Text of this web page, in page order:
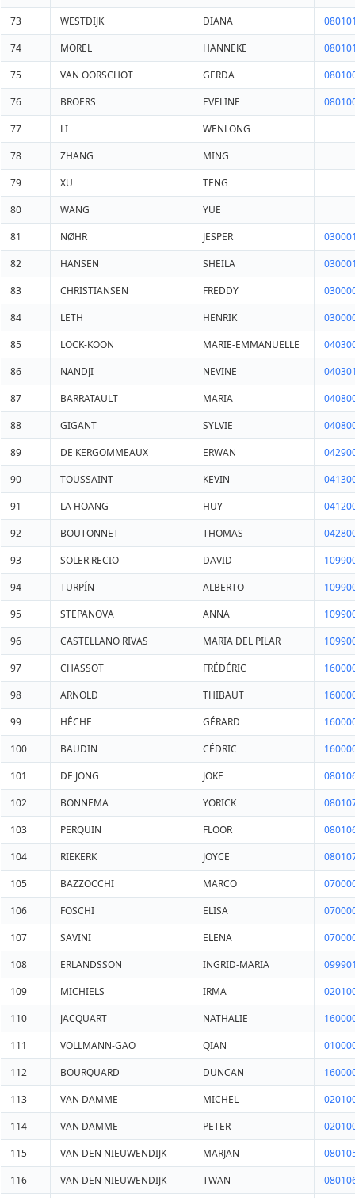
73
WESTDIJK DIANA
74
MOREL HANNEKE
75
VAN OORSCHOT GERDA
76
BROERS EVELINE
77
LI
WENLONG
78
ZHANG
MING
79
XU
TENG
80
WANG
YUE
81
NØHR JESPER
82
HANSEN SHEILA
83
CHRISTIANSEN FREDDY
84
LETH HENRIK
85
LOCK-KOON MARIE-EMMANUELLE
86
NANDJI NEVINE
87
BARRATAULT MARIA
88
GIGANT SYLVIE
89
DE KERGOMMEAUX ERWAN
90
TOUSSAINT KEVIN
91
LA HOANG HUY
92
BOUTONNET THOMAS
93
SOLER RECIO DAVID
94
TURPÍN ALBERTO
95
STEPANOVA ANNA
96
CASTELLANO RIVAS MARIA DEL PILAR
97
CHASSOT FRÉDÉRIC
98
ARNOLD THIBAUT
99
HÊCHE GÉRARD
100
BAUDIN CÉDRIC
101
DE JONG JOKE
102
BONNEMA YORICK
103
PERQUIN FLOOR
104
RIEKERK JOYCE
105
BAZZOCCHI MARCO
106
FOSCHI ELISA
107
SAVINI ELENA
108
ERLANDSSON INGRID-MARIA
109
MICHIELS IRMA
110
JACQUART NATHALIE
111
VOLLMANN-GAO QIAN
112
BOURQUARD DUNCAN
113
VAN DAMME MICHEL
114
VAN DAMME PETER
115
VAN DEN NIEUWENDIJK MARJAN
116
VAN DEN NIEUWENDIJK TWAN